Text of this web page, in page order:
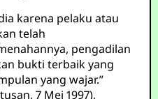
karena pelaku atau
telah
pengadilan
bukti terbaik yang
yang wajar.”
7 Mei 1997),